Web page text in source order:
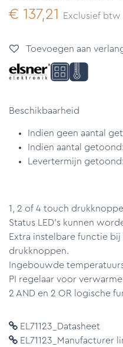
€ 137,21 Exclusief btw
Toevoegen aan
Beschikbaarheid
Indien geen aantal
Indien aantal
Levertermijn
1, 2 of 4 touch
Status LED's kunnen
Extra instelbare functie
drukknoppen.
Ingebouwde
PI regelaar voor
2 AND en 2 OR logische
EL71123_Datasheet
EL71123_Manufacturer